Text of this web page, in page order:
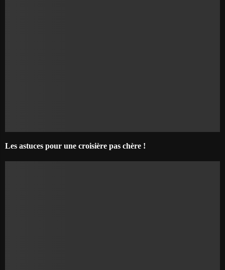
Les astuces pour une croisière pas chère !